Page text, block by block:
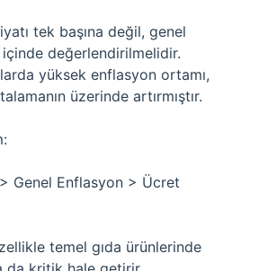
tek başına değil, genel
değerlendirilmelidir.
yüksek enflasyon ortamı,
üzerinde artırmıştır.
Genel Enflasyon > Ücret
temel gıda ürünlerinde